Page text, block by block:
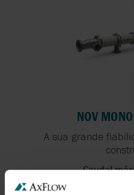
NOV
A sua grande
Caudal